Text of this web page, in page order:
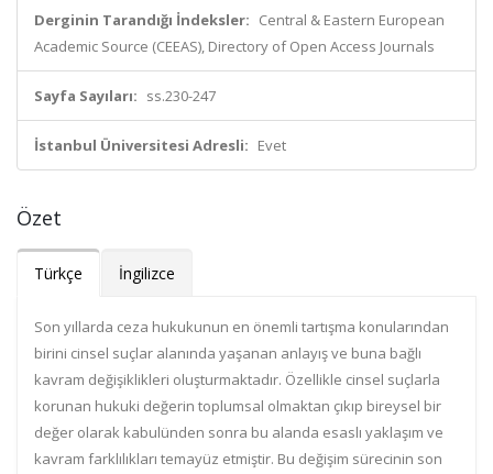
Derginin Tarandığı İndeksler: Central & Eastern European
Academic Source (CEEAS), Directory of Open Access Journals
Sayfa Sayıları: ss.230-247
İstanbul Üniversitesi Adresli: Evet
Özet
Türkçe İngilizce
Son yıllarda ceza hukukunun en önemli tartışma konularından
birini cinsel suçlar alanında yaşanan anlayış ve buna bağlı
kavram değişiklikleri oluşturmaktadır. Özellikle cinsel suçlarla
korunan hukuki değerin toplumsal olmaktan çıkıp bireysel bir
değer olarak kabulünden sonra bu alanda esaslı yaklaşım ve
kavram farklılıkları temayüz etmiştir. Bu değişim sürecinin son